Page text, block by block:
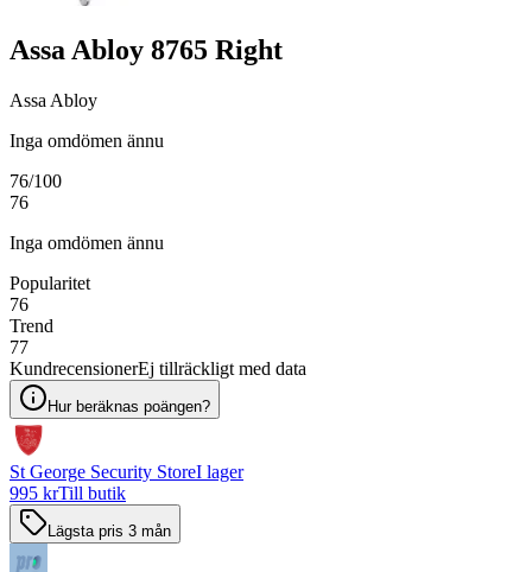
Assa Abloy 8765 Right
Assa Abloy
Inga omdömen ännu
76/100
76
Inga omdömen ännu
Popularitet
76
Trend
77
KundrecensionerEj tillräckligt med data
Hur beräknas poängen?
St George Security StoreI lager
995 krTill butik
Lägsta pris 3 mån